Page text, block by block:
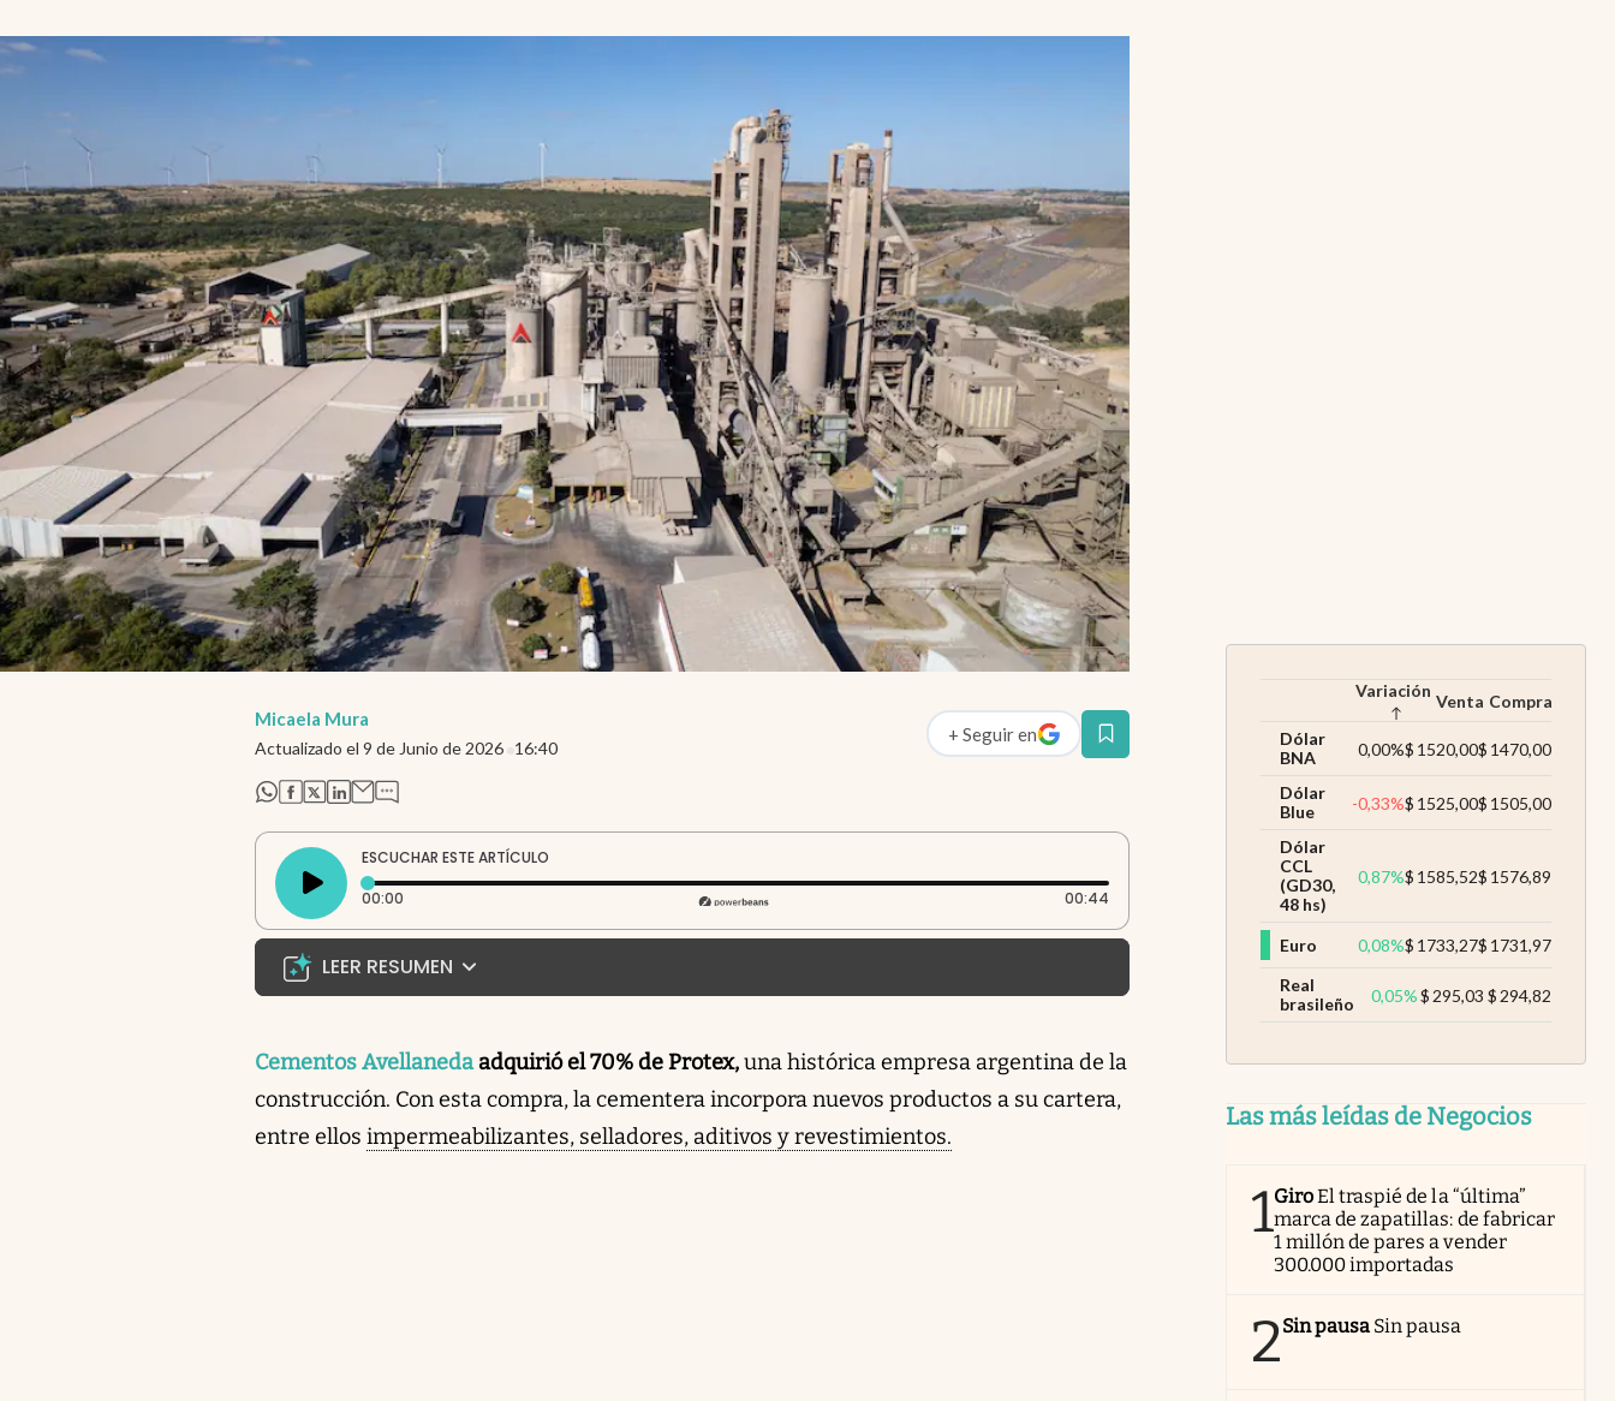
Micaela Mura
Actualizado el 9 de Junio de 2026 16:40
+ Seguiren
abre en nueva pestaña
abre en nueva pestaña
abre en nueva pestaña
abre en nueva pestaña
abre en nueva pestaña
ESCUCHAR ESTE ARTÍCULO
00:00
00:44Duración: 44 segundos
LEER RESUMEN
histórica empresa del sector. Cementos Avellaneda adquirió el 70% de
Protex, una empresa argentina reconocida por sus productos químicos para
la construcción, como impermeabilizantes y aditivos. La operación se lleva a
cabo en un contexto complicado, con un estancamiento en el sector por 15
Cementos Avellanedaadquirió el 70% de Protex,una histórica empresa argentina de la
construcción. Con esta compra, la cementera incorpora nuevos productos a su cartera,
entre ellos impermeabilizantes, selladores, aditivos y revestimientos.
Variación Venta Compra
Dólar
BNA
0,00%$ 1520,00$ 1470,00
Dólar
Blue
-0,33%$ 1525,00$ 1505,00
Dólar
CCL
(GD30,
48 hs)
0,87%$ 1585,52$ 1576,89
Euro 0,08%$ 1733,27$ 1731,97
Real
brasileño
0,05%$ 295,03 $ 294,82
Las más leídas de Negocios
1GiroEl traspié de la “última”
marca de zapatillas: de fabricar
1 millón de pares a vender
300.000 importadas
2Sin pausa Sin pausa